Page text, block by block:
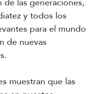
las generaciones,
y todos los
para el mundo
de nuevas
muestran que las